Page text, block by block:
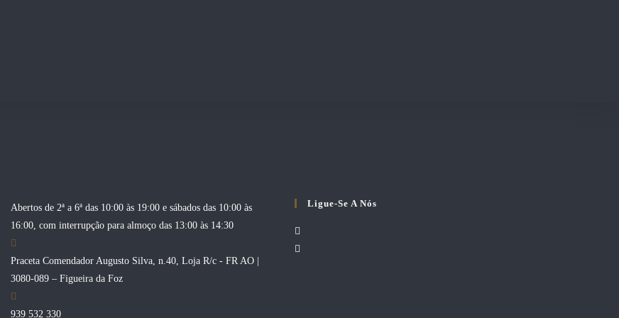
Abertos de 2ª a 6ª das 10:00 às 19:00 e sábados das 10:00 às
16:00, com interrupção para almoço das 13:00 às 14:30
Praceta Comendador Augusto Silva, n.40, Loja R/c - FR AO |
3080-089 – Figueira da Foz
939 532 330
Ligue-Se A Nós
Opens
inOpens